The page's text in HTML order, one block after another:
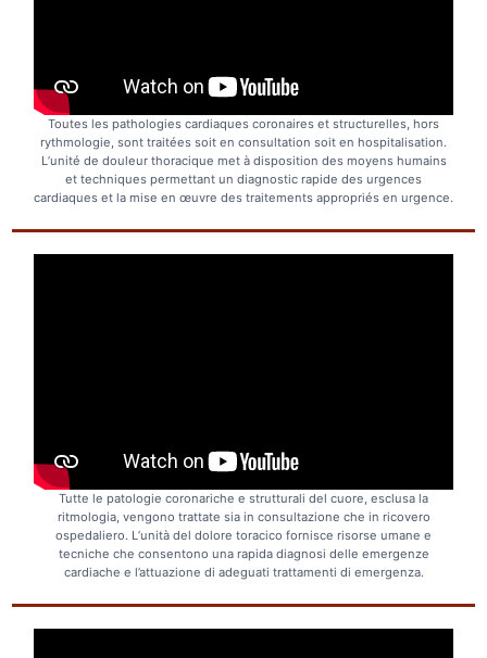
Toutes les pathologies cardiaques coronaires et structurelles, hors
rythmologie, sont traitées soit en consultation soit en hospitalisation.
L’unité de douleur thoracique met à disposition des moyens humains
et techniques permettant un diagnostic rapide des urgences
cardiaques et la mise en œuvre des traitements appropriés en urgence.
Tutte le patologie coronariche e strutturali del cuore, esclusa la
ritmologia, vengono trattate sia in consultazione che in ricovero
ospedaliero. L’unità del dolore toracico fornisce risorse umane e
tecniche che consentono una rapida diagnosi delle emergenze
cardiache e l’attuazione di adeguati trattamenti di emergenza.